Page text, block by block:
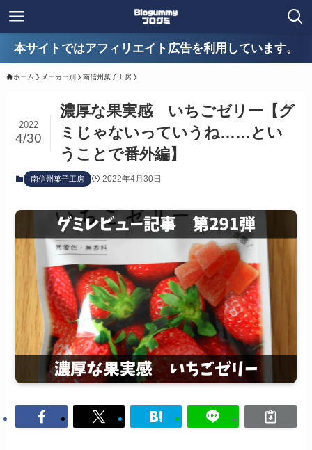
本サイトではアフィリエイト広告を利用しています。
ホーム メーカー別 南信州菓子工房
濃厚な果実感 いちごゼリー【グ
ミじゃないっていうね……とい
うことで番外編】
2022
4/30
南信州菓子工房 2022年4月30日